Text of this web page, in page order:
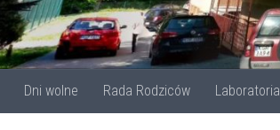
Dni wolne Rada Rodziców